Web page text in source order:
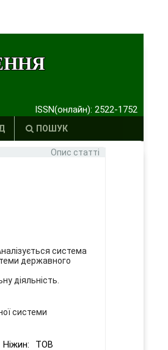
ISSN(онлайн): 2522-1752
ПОШУК
Опис статті
система
державного
діяльність.
системи
ТОВ